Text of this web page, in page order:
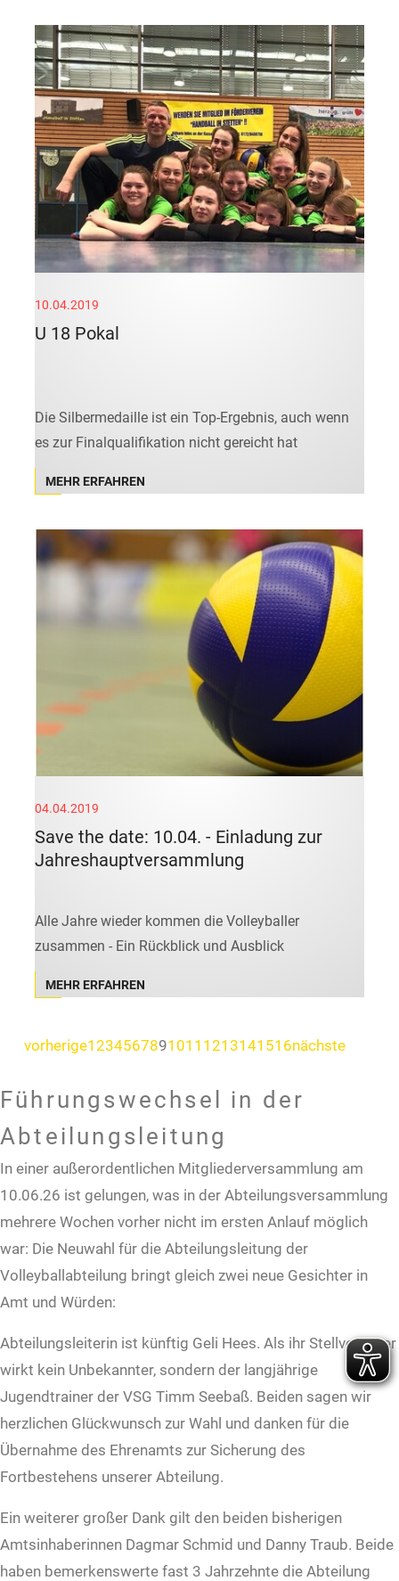
10.04.2019
U 18 Pokal
Die Silbermedaille ist ein Top-Ergebnis, auch wenn
es zur Finalqualifikation nicht gereicht hat
MEHR ERFAHREN
04.04.2019
Save the date: 10.04. - Einladung zur
Jahreshauptversammlung
Alle Jahre wieder kommen die Volleyballer
zusammen - Ein Rückblick und Ausblick
MEHR ERFAHREN
vorherige1 234567891011 1213141516nächste
Führungswechsel in der
Abteilungsleitung
In einer außerordentlichen Mitgliederversammlung am
10.06.26 ist gelungen, was in der Abteilungsversammlung
mehrere Wochen vorher nicht im ersten Anlauf möglich
war: Die Neuwahl für die Abteilungsleitung der
Volleyballabteilung bringt gleich zwei neue Gesichter in
Amt und Würden:
Abteilungsleiterin ist künftig Geli Hees. Als ihr Stellvertreter
wirkt kein Unbekannter, sondern der langjährige
Jugendtrainer der VSG Timm Seebaß. Beiden sagen wir
herzlichen Glückwunsch zur Wahl und danken für die
Übernahme des Ehrenamts zur Sicherung des
Fortbestehens unserer Abteilung.
Ein weiterer großer Dank gilt den beiden bisherigen
Amtsinhaberinnen Dagmar Schmid und Danny Traub. Beide
haben bemerkenswerte fast 3 Jahrzehnte die Abteilung